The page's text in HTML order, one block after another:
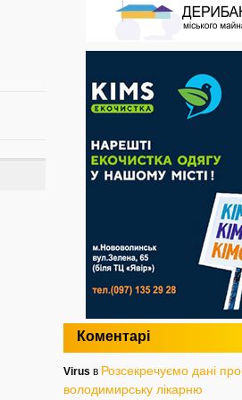
Коментарі
Virus в Розсекречуємо дані про
володимирську лікарню